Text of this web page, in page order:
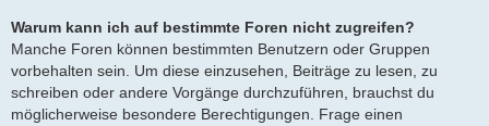
Warum kann ich auf bestimmte Foren nicht zugreifen?
Manche Foren können bestimmten Benutzern oder Gruppen
vorbehalten sein. Um diese einzusehen, Beiträge zu lesen, zu
schreiben oder andere Vorgänge durchzuführen, brauchst du
möglicherweise besondere Berechtigungen. Frage einen